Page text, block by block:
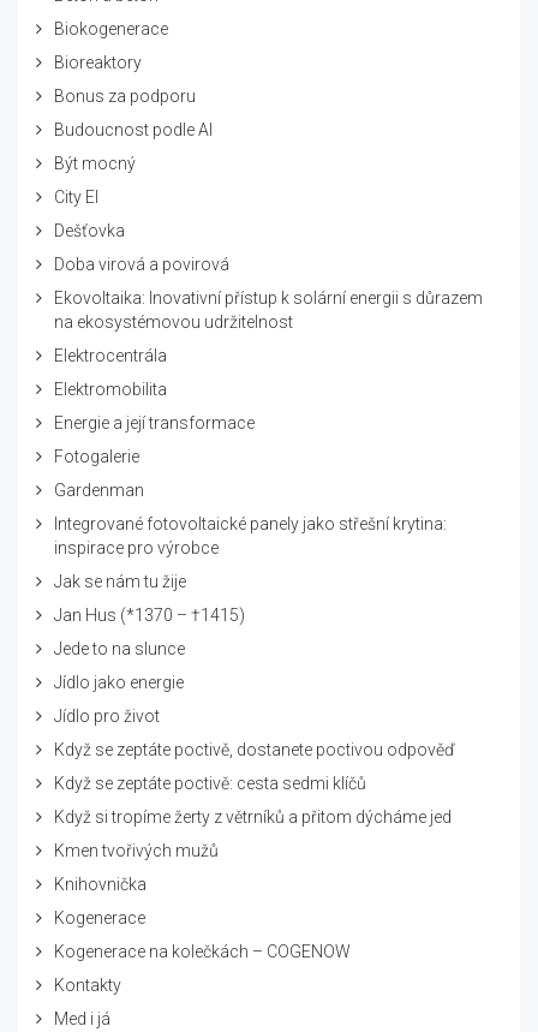
Biokogenerace
Bioreaktory
Bonus za podporu
Budoucnost podle AI
Být mocný
City El
Dešťovka
Doba virová a povirová
Ekovoltaika: Inovativní přístup k solární energii s důrazem
na ekosystémovou udržitelnost
Elektrocentrála
Elektromobilita
Energie a její transformace
Fotogalerie
Gardenman
Integrované fotovoltaické panely jako střešní krytina:
inspirace pro výrobce
Jak se nám tu žije
Jan Hus (*1370 – †1415)
Jede to na slunce
Jídlo jako energie
Jídlo pro život
Když se zeptáte poctivě, dostanete poctivou odpověď
Když se zeptáte poctivě: cesta sedmi klíčů
Když si tropíme žerty z větrníků a přitom dýcháme jed
Kmen tvořivých mužů
Knihovnička
Kogenerace
Kogenerace na kolečkách – COGENOW
Kontakty
Med i já